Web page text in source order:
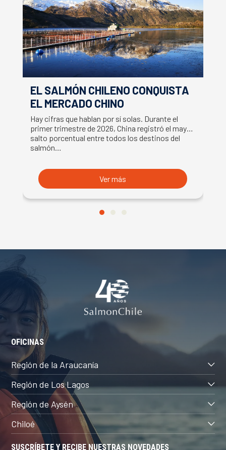
EL SALMÓN CHILENO CONQUISTA
EL MERCADO CHINO
Hay cifras que hablan por sí solas. Durante el
primer trimestre de 2026, China registró el mayor
salto porcentual entre todos los destinos del
salmón…
Ver más
SUSCRÍBETE Y RECIBE NUESTRAS NOVEDADES
OFICINAS
Región de la Araucanía
Región de Los Lagos
Región de Aysén
Chiloé